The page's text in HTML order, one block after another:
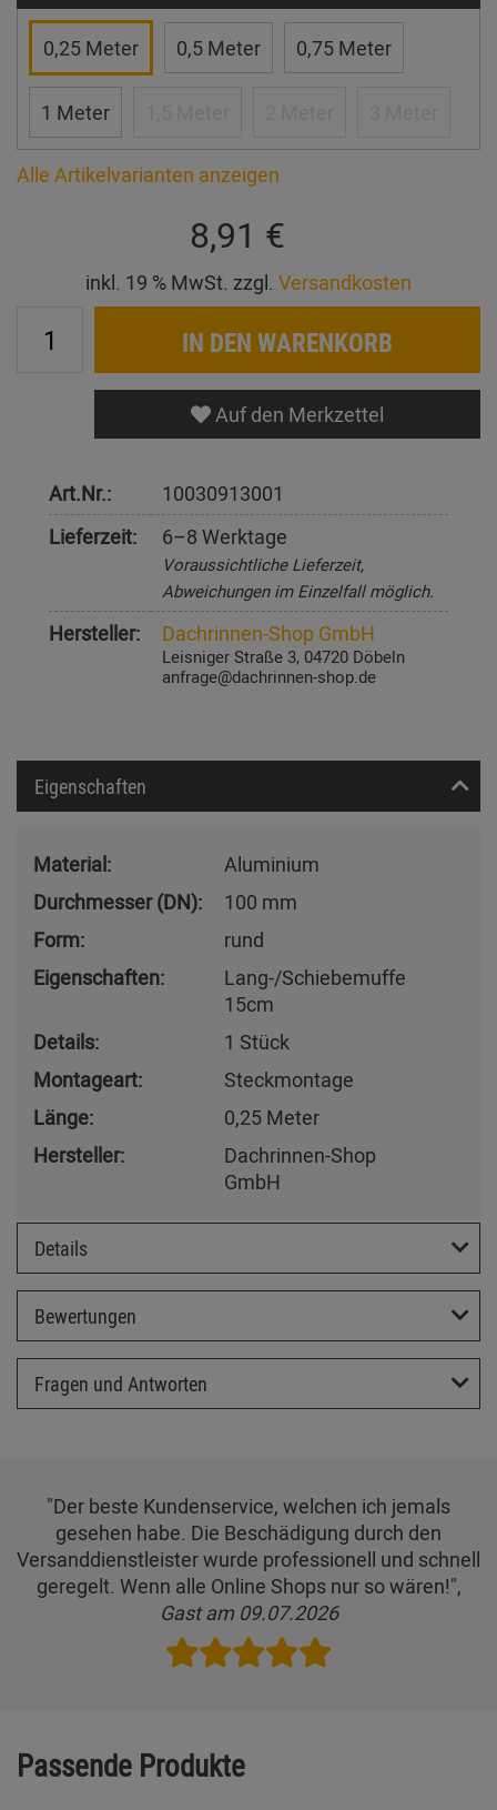
0,25 Meter 0,5 Meter 0,75 Meter
1 Meter
Alle Artikelvarianten anzeigen
8,91 €
inkl. 19 % MwSt. zzgl. Versandkosten
IN DEN WARENKORB
Auf den Merkzettel
Art.Nr.:
10030913001
Lieferzeit:
6–8 Werktage
Voraussichtliche Lieferzeit,
Abweichungen im Einzelfall möglich.
Hersteller: Dachrinnen-Shop GmbH
Leisniger Straße 3, 04720 Döbeln
anfrage@dachrinnen-shop.de
Eigenschaften
Material:
Aluminium
Durchmesser (DN):
100 mm
Form:
rund
Eigenschaften:
Lang-/Schiebemuffe
15cm
Details:
1 Stück
Montageart:
Steckmontage
Länge:
0,25 Meter
Hersteller:
Dachrinnen-Shop
GmbH
Details
Bewertungen
Fragen und Antworten
"Der beste Kundenservice, welchen ich jemals
gesehen habe. Die Beschädigung durch den
Versanddienstleister wurde professionell und schnell
geregelt. Wenn alle Online Shops nur so wären!",
Gast am 09.07.2026
Passende Produkte